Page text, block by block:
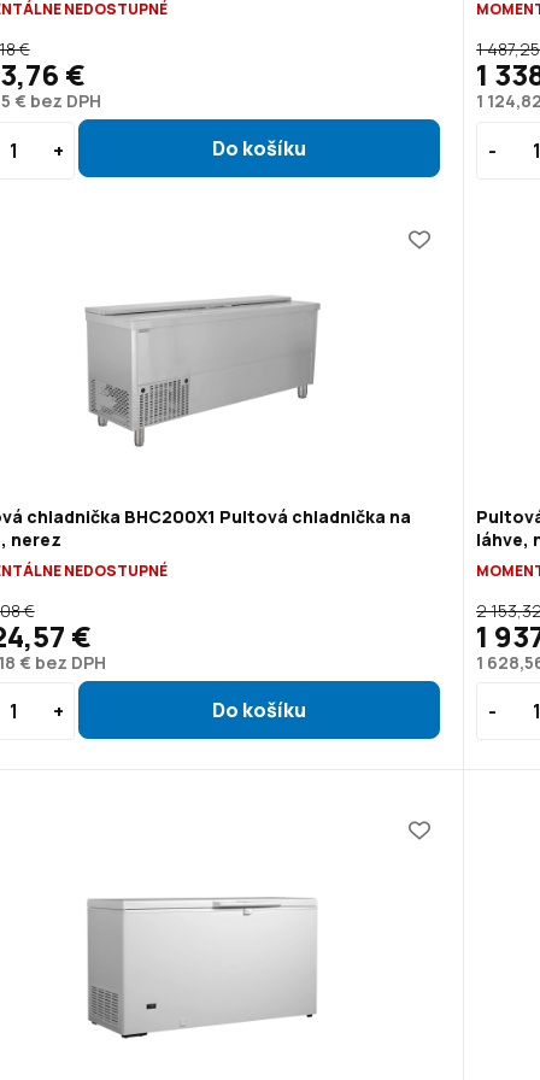
NEDOSTUPNÉ
€ bez DPH
€
€
1
1
1
chladnička BHC200X1 Pultová chladnička na
nerez
NEDOSTUPNÉ
€ bez DPH
€
€
láhve,
1
2
1